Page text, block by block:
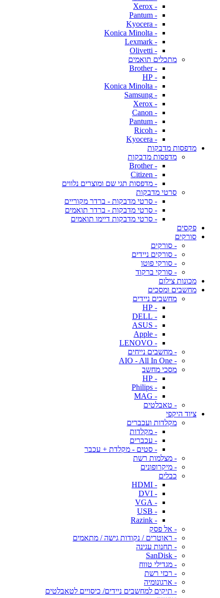
- Xerox
- Pantum
- Kyocera
- Konica Minolta
- Lexmark
- Olivetti
מתכלים תואמים
- Brother
- HP
- Konica Minolta
- Samsung
- Xerox
- Canon
- Pantum
- Ricoh
- Kyocera
מדפסות מדבקות
מדפסות מדבקות
- Brother
- Citizen
- מדפסות תגי שם ומוצרים נלווים
סרטי מדבקות
- סרטי מדבקות - ברדר מקוריים
- סרטי מדבקות - ברדר תואמים
- סרטי מדבקות דיימו תואמים
פקסים
סורקים
- סורקים
- סורקים ניידים
- סורקי פוטו
- סורקי ברקוד
מכונות צילום
מחשבים ומסכים
מחשבים ניידים
- HP
- DELL
- ASUS
- Apple
- LENOVO
- מחשבים נייחים
- AIO - All In One
מסכי מחשב
- HP
- Philips
- MAG
- טאבלטים
ציוד היקפי
מקלדות ועכברים
- מקלדות
- עכברים
- סטים - מקלדת + עכבר
- מצלמות רשת
- מיקרופונים
כבלים
- HDMI
- DVI
- VGA
- USB
- Razink
- אל פסק
- ראוטרים / נקודות גישה / מתאמים
- תחנות עגינה
- SanDisk
- מגדילי טווח
- רכזי רשת
- ארגונומיה
- תיקים למחשבים ניידים/ כיסויים לטאבלטים